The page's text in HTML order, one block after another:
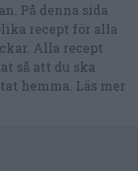
På denna sida
recept för alla
Alla recept
så att du ska
hemma. Läs mer